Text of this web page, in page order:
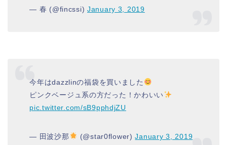
— 春 (@fincssi) January 3, 2019
今年はdazzlinの福袋を買いました
ピンクベージュ系の方だった！かわいい
pic.twitter.com/sB9pphdjZU
— 田波沙那 (@star0flower)January 3, 2019